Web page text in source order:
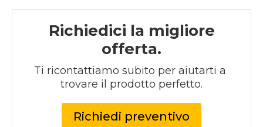
Richiedici la migliore
offerta.
Ti ricontattiamo subito per aiutarti a
trovare il prodotto perfetto.
Richiedi preventivo